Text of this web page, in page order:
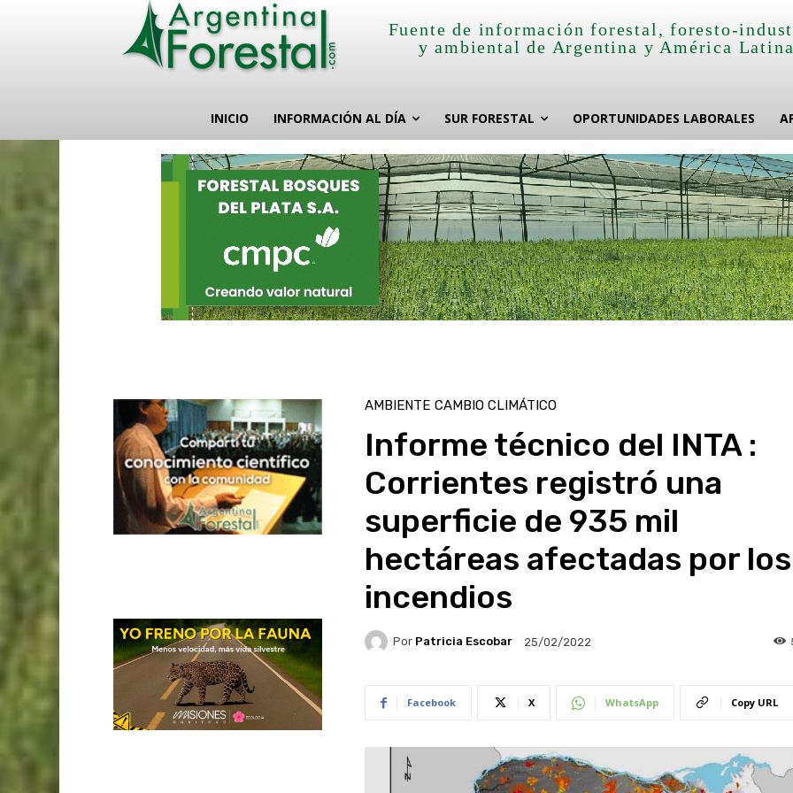
Fuente de información forestal, foresto-
y ambiental de Argentina y América
INICIO INFORMACIÓN AL DÍA SUR FORESTAL OPORTUNIDADES LABORALES
AMBIENTE CAMBIO CLIMÁTICO
Informe técnico del INTA :
Corrientes registró una
superficie de 935 mil
hectáreas afectadas por los
incendios
Por Patricia Escobar 25/02/2022
Facebook X WhatsApp Copy URL